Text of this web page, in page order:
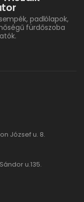
padlólapok,
fürdőszoba
József u. 8.
u.135.